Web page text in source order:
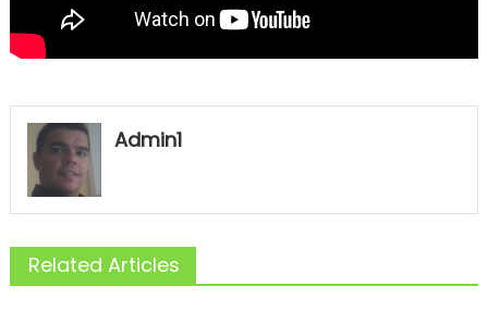
Admin1
Related Articles